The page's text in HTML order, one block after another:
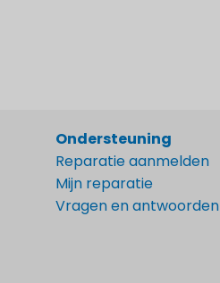
Ondersteuning
Reparatie aanmelden
Mijn reparatie
Vragen en antwoorden